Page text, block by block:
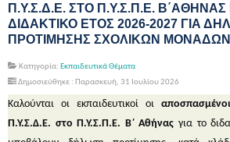
Π.Υ.Σ.Δ.Ε. ΣΤΟ Π.Υ.Σ.Π.Ε. Β΄ΑΘΗΝΑΣ
ΔΙΔΑΚΤΙΚΟ ΕΤΟΣ 2026-2027 ΓΙΑ
ΠΡΟΤΙΜΗΣΗΣ ΣΧΟΛΙΚΩΝ ΜΟΝΑΔΩΝ
Κατηγορία: Εκπαιδευτικά Θέματα
Δημοσιεύθηκε : Παρασκευή, 31 Ιουλίου 2026
Καλούνται οι εκπαιδευτικοί οι
Π.Υ.Σ.Δ.Ε. στο Π.Υ.Σ.Π.Ε. Β΄ Αθήνας για το